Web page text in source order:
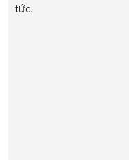
tức.